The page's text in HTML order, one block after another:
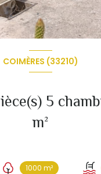
COIMÈRES (33210)
m²
1000 m²